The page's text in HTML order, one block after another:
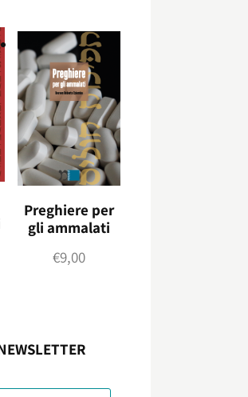
Preghiere per
gli ammalati
€9,00